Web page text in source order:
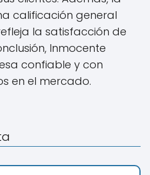
calificación general
la satisfacción de
Inmocente
confiable y con
en el mercado.